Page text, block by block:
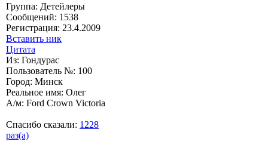
Группа: Детейлеры
Сообщений: 1538
Регистрация: 23.4.2009
Вставить ник
Цитата
Из: Гондурас
Пользователь №: 100
Город: Минск
Реальное имя: Олег
А/м: Ford Crown Victoria
Спасибо сказали: 1228
раз(а)